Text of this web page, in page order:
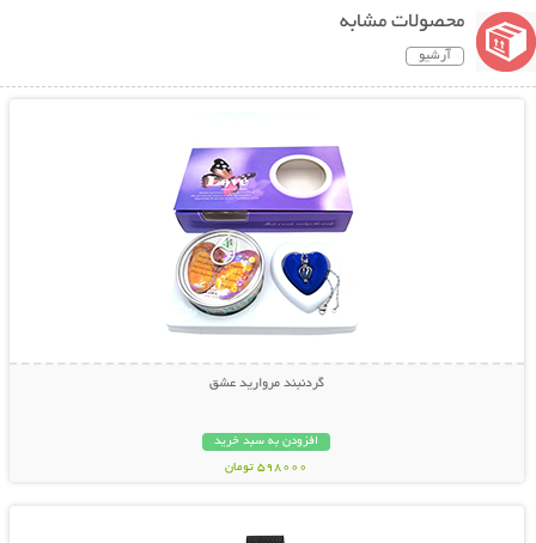
محصولات مشابه
آرشیو
گردنبند مروارید عشق
افزودن به سبد خرید
598000 تومان
نمایش توضیحات بیشتر